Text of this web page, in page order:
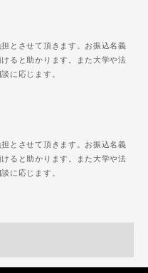
とさせて頂きます。お振込名義
ると助かります。また大学や法
に応じます。
とさせて頂きます。お振込名義
ると助かります。また大学や法
に応じます。